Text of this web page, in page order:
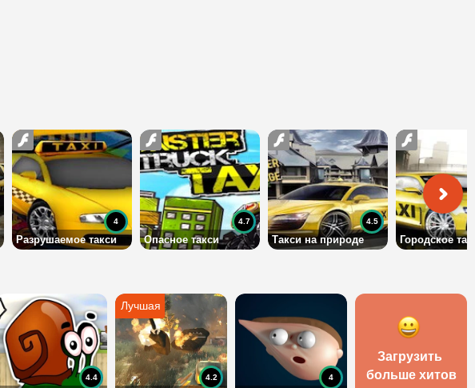
Разрушаемое такси
4
Опасное такси
4.7
Такси на природе
4.5
Городское
4.4 4.2 4
Загрузить
больше хитов